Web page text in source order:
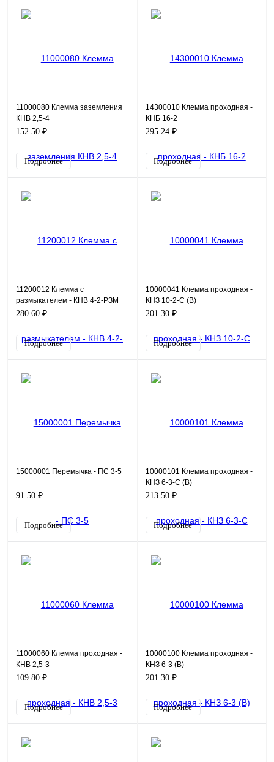
11000080 Клемма заземления
КНВ 2,5-4
152.50 ₽
Подробнее
14300010 Клемма проходная -
КНБ 16-2
295.24 ₽
Подробнее
11200012 Клемма с
размыкателем - КНВ 4-2-РЗМ
280.60 ₽
Подробнее
10000041 Клемма проходная -
КНЗ 10-2-С (В)
201.30 ₽
Подробнее
15000001 Перемычка - ПС 3-5
91.50 ₽
Подробнее
10000101 Клемма проходная -
КНЗ 6-3-С (В)
213.50 ₽
Подробнее
11000060 Клемма проходная -
КНВ 2,5-3
109.80 ₽
Подробнее
10000100 Клемма проходная -
КНЗ 6-3 (В)
201.30 ₽
Подробнее